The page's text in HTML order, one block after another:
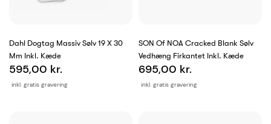
Dahl Dogtag Massiv Sølv 19 X 30
Mm Inkl. Kæde
inkl. gratis gravering
595,00 kr.
SON Of NOA Cracked Blank Sølv
Vedhæng Firkantet Inkl. Kæde
inkl. gratis gravering
695,00 kr.